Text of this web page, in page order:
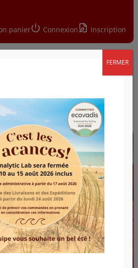
panier Connexion Inscription
a
acheter en
produits
et
de
?
FERMER